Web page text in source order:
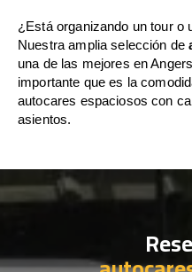
¿Está organizando un tour o
Nuestra amplia selección de
una de las mejores en
importante que es la
autocares espaciosos con
asientos.